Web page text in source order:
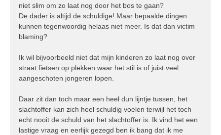
niet slim om zo laat nog door het bos te gaan?
De dader is altijd de schuldige! Maar bepaalde dingen
kunnen tegenwoordig helaas niet meer. Is dat dan victim
blaming?
Ik wil bijvoorbeeld niet dat mijn kinderen zo laat nog over
straat fietsen op plekken waar het stil is of juist veel
aangeschoten jongeren lopen.
Daar zit dan toch maar een heel dun lijntje tussen, het
slachtoffer kan zich heel schuldig voelen terwijl het toch
echt nooit de schuld van het slachtoffer is. Ik vind het een
lastige vraag en eerlijk gezegd ben ik bang dat ik me